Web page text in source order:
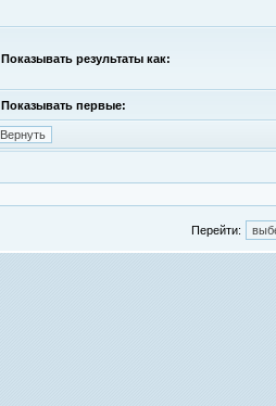
Показывать результаты как:
Показывать первые:
Перейти: